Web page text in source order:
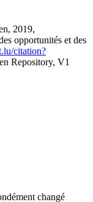
2019,
opportunités et des
citation?
Repository, V1
changé